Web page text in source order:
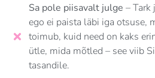
Sa pole piisavalt julge – Tark
ego ei paista läbi iga otsuse,
toimub, kuid need on kaks
ütle, mida mõtled – see viib
tasandile.